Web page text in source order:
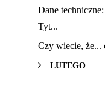
Dane
Tyt...
Czy wiecie, że...
LUTEGO